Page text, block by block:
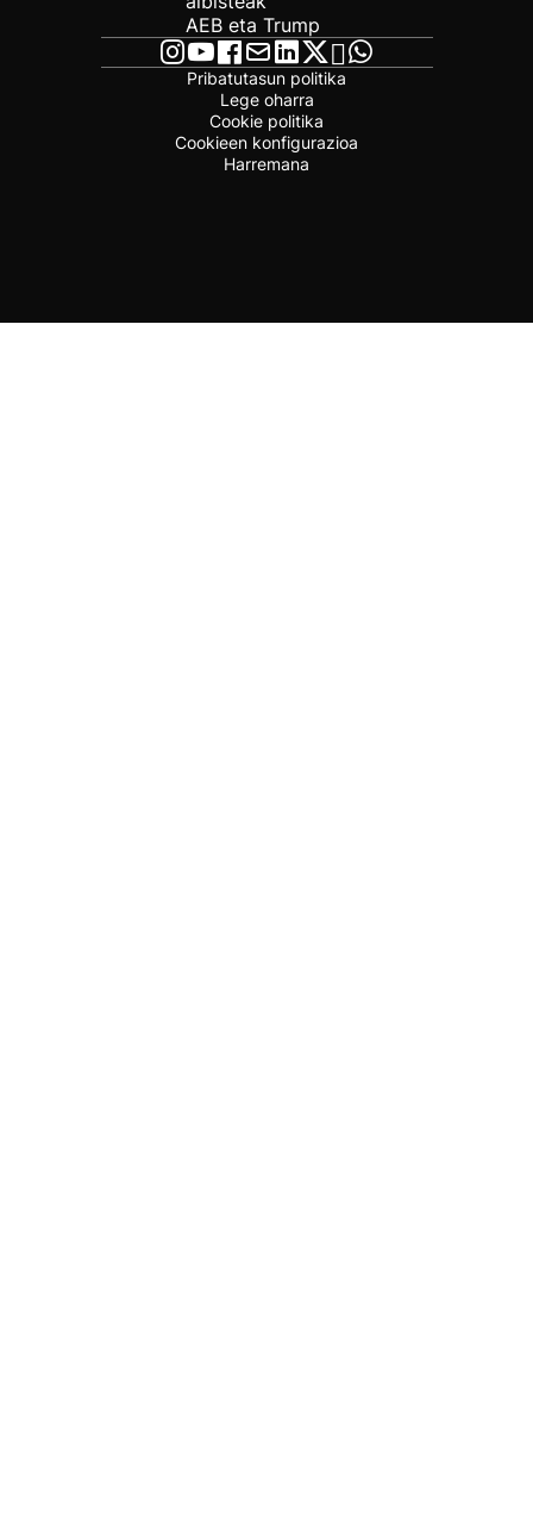
AEB eta Trump
Pribatutasun politika
Lege oharra
Cookie politika
Cookieen konfigurazioa
Harremana